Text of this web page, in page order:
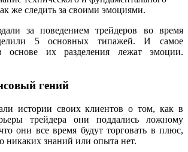
же следить за своими эмоциями.
за поведением трейдеров во время
5 основных типажей. И самое
их разделения лежат эмоции.
гений
истории своих клиентов о том, как в
трейдера они поддались ложному
они все время будут торговать в плюс,
никаких знаний или опыта нет.